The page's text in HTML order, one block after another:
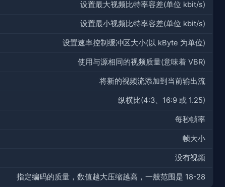
设置最大视频比特率容差(单位 kbit/s)
设置最小视频比特率容差(单位 kbit/s)
设置速率控制缓冲区大小(以 kByte 为单位)
使用与源相同的视频质量(意味着 VBR)
将新的视频流添加到当前输出流
纵横比(4:3、16:9 或 1.25)
每秒帧率
帧大小
没有视频
指定编码的质量，数值越大压缩越高，一般范围是 18-28